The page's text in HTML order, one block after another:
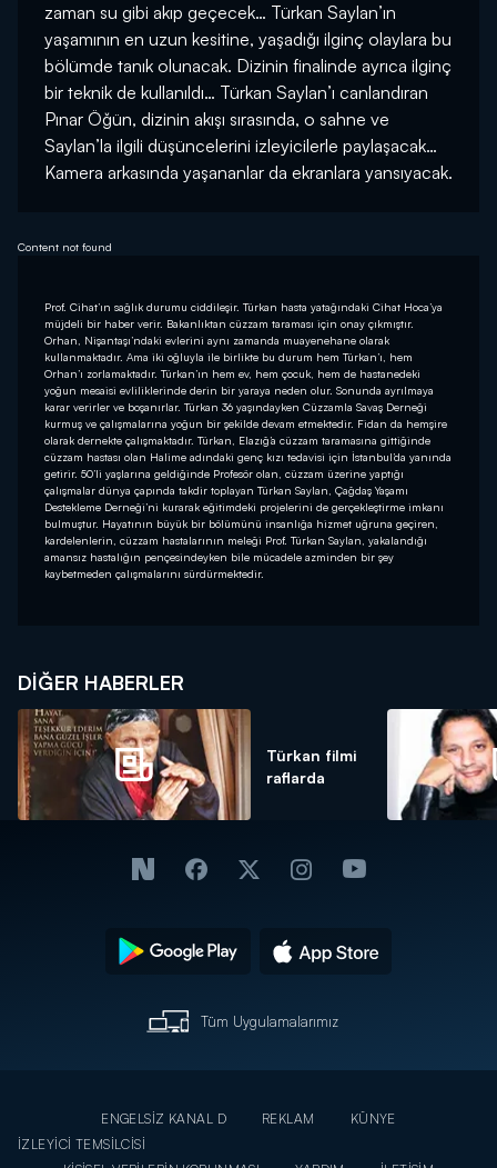
zaman su gibi akıp geçecek… Türkan Saylan’ın
yaşamının en uzun kesitine, yaşadığı ilginç olaylara bu
bölümde tanık olunacak. Dizinin finalinde ayrıca ilginç
bir teknik de kullanıldı… Türkan Saylan’ı canlandıran
Pınar Öğün, dizinin akışı sırasında, o sahne ve
Saylan’la ilgili düşüncelerini izleyicilerle paylaşacak…
Kamera arkasında yaşananlar da ekranlara yansıyacak.
Content not found
Prof. Cihat’ın sağlık durumu ciddileşir. Türkan hasta yatağındaki Cihat Hoca’ya
müjdeli bir haber verir. Bakanlıktan cüzzam taraması için onay çıkmıştır.
Orhan, Nişantaşı’ndaki evlerini aynı zamanda muayenehane olarak
kullanmaktadır. Ama iki oğluyla ile birlikte bu durum hem Türkan’ı, hem
Orhan’ı zorlamaktadır. Türkan’ın hem ev, hem çocuk, hem de hastanedeki
yoğun mesaisi evliliklerinde derin bir yaraya neden olur. Sonunda ayrılmaya
karar verirler ve boşanırlar. Türkan 36 yaşındayken Cüzzamla Savaş Derneği
kurmuş ve çalışmalarına yoğun bir şekilde devam etmektedir. Fidan da hemşire
olarak dernekte çalışmaktadır. Türkan, Elazığ’a cüzzam taramasına gittiğinde
cüzzam hastası olan Halime adındaki genç kızı tedavisi için İstanbul’da yanında
getirir. 50’li yaşlarına geldiğinde Profesör olan, cüzzam üzerine yaptığı
çalışmalar dünya çapında takdir toplayan Türkan Saylan, Çağdaş Yaşamı
Destekleme Derneği’ni kurarak eğitimdeki projelerini de gerçekleştirme imkanı
bulmuştur. Hayatının büyük bir bölümünü insanlığa hizmet uğruna geçiren,
kardelenlerin, cüzzam hastalarının meleği Prof. Türkan Saylan, yakalandığı
amansız hastalığın pençesindeyken bile mücadele azminden bir şey
kaybetmeden çalışmalarını sürdürmektedir.
DIĞER HABERLER
Türkan filmi
raflarda
Tüm Uygulamalarımız
ENGELSİZ KANAL D REKLAM
KÜNYE
İZLEYİCİ TEMSİLCİSİ